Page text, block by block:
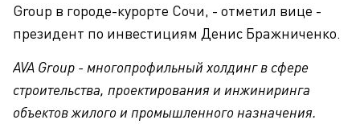
Group в городе-курорте Сочи, - отметил вице -
президент по инвестициям Денис Бражниченко.
AVA Group - многопрофильный холдинг в сфере
строительства, проектирования и инжиниринга
объектов жилого и промышленного назначения.